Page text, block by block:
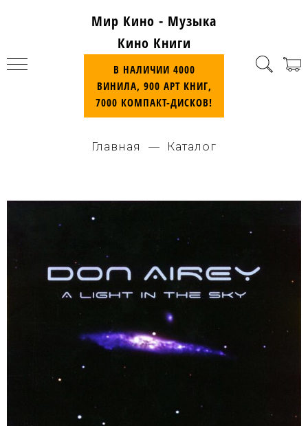
Мир Кино - Музыка
Кино Книги
В НАЛИЧИИ 4000
ВИНИЛА, 900 АРТ КНИГ,
7000 КОМПАКТ-ДИСКОВ!
Главная Каталог